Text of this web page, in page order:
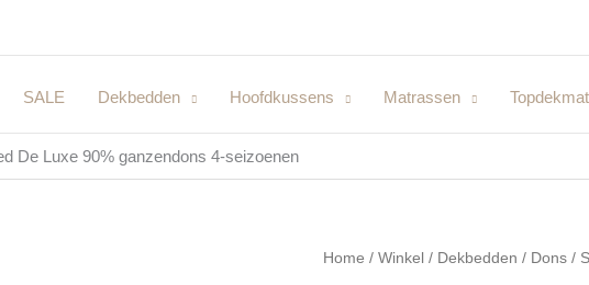
SALE Dekbedden Hoofdkussens Matrassen
De Luxe 90% ganzendons 4-seizoenen
Home /Winkel / Dekbedden / Dons /
Silvana